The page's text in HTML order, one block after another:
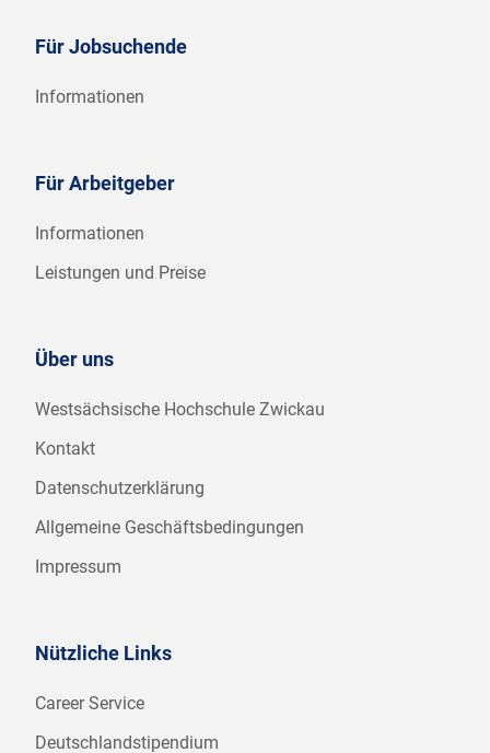
Für Jobsuchende
Informationen
Für Arbeitgeber
Informationen
Leistungen und Preise
Über uns
Westsächsische Hochschule Zwickau
Kontakt
Datenschutzerklärung
Allgemeine Geschäftsbedingungen
Impressum
Nützliche Links
Career Service
Deutschlandstipendium